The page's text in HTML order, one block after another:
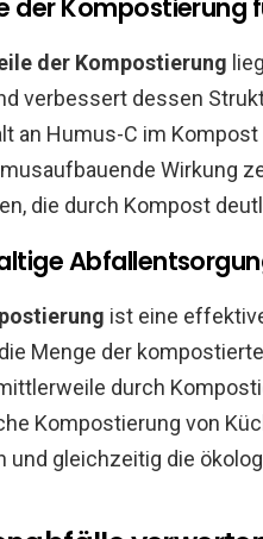
der Kompostierung
der Kompostierung
verbessert dessen
an Humus-C im
Wirkung
die durch Kompost
ist eine
Menge der
durch
Kompostierung von
und gleichzeitig die